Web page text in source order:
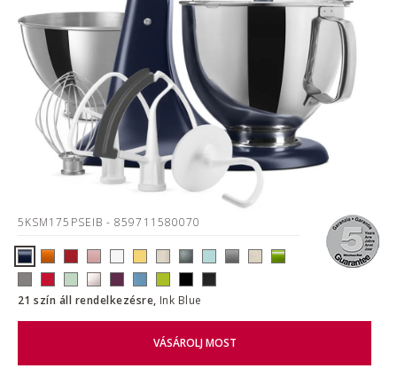
5KSM175PSEIB- 859711580070
21 szín áll rendelkezésre, Ink Blue
VÁSÁROLJ MOST